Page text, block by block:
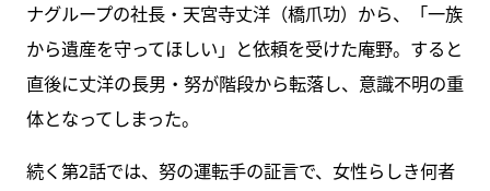
ナグループの社長・天宮寺丈洋（橋爪功）から、「一族
から遺産を守ってほしい」と依頼を受けた庵野。すると
直後に丈洋の長男・努が階段から転落し、意識不明の重
体となってしまった。
続く第2話では、努の運転手の証言で、女性らしき何者